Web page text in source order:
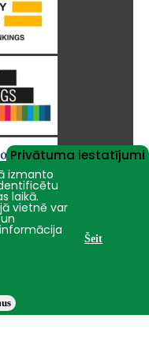
Privātuma iestatījumi
izmanto
laikā.
vietnē var
Šeit